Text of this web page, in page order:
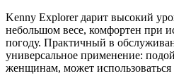
Kenny Explorer дарит высокий
небольшом весе, комфортен при
погоду. Практичный в
универсальное применение:
женщинам, может использоваться